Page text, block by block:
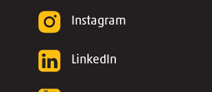
Instagram
LinkedIn